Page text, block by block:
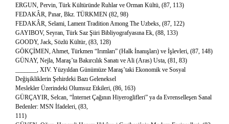
ERGUN, Pervin, Türk Kültüründe Ruhlar ve Orman Kültü, (87, 113)
FEDAKÂR, Pınar, Bkz. TÜRKMEN (82, 98)
FEDAKÂR, Selami, Lament Tradition Among The Uzbeks, (87, 122)
GAYIBOV, Seyran, Türk Saz Şiiri Bibliyografyasına Ek, (88, 133)
GOODY, Jack, Sözlü Kültür, (83, 128)
GÖKÇİMEN, Ahmet, Türkmen “Irımları” (Halk İnanışları) ve İşlevleri, (87, 148)
GÜNAY, Nejla, Maraş’ta Bakırcılık Sanatı ve Ali (Aras) Usta, (81, 83)
_______, XIV. Yüzyıldan Günümüze Maraş’taki Ekonomik ve Sosyal
Değişikliklerin Şehirdeki Bazı Geleneksel
Meslekler Üzerindeki Olumsuz Etkileri, (86, 163)
GÜRÇAYIR, Selcan, “İnternet Çağının Hiyeroglifleri” ya da Evrenselleşen Sanal
Bedenler: MSN İfadeleri, (83,
111)